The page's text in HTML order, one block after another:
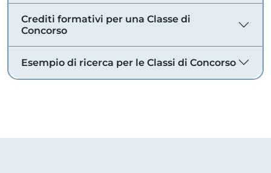
Crediti formativi per una Classe di
Concorso
Esempio di ricerca per le Classi di Concorso